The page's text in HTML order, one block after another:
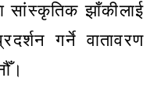
सांस्कृतिक झाँकीलाई
गर्ने वातावरण